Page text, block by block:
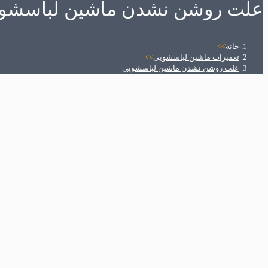
علت روشن نشدن ماشین
خانه>>
تعمیرات ماشین لباسشویی>>
علت روشن نشدن ماشین لباسشویی